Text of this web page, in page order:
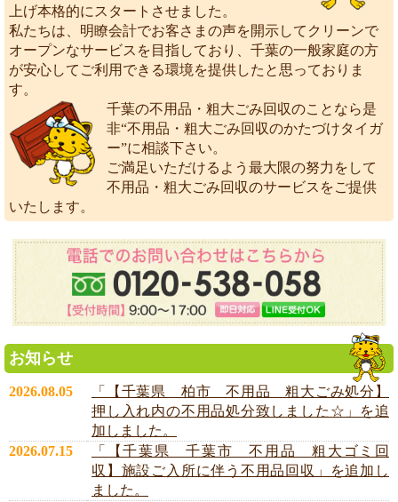
上げ本格的にスタートさせました。
私たちは、明瞭会計でお客さまの声を開示してクリーンで
オープンなサービスを目指しており、千葉の一般家庭の方
が安心してご利用できる環境を提供したと思っておりま
す。
千葉の不用品・粗大ごみ回収のことなら是
非“不用品・粗大ごみ回収のかたづけタイガ
ー”に相談下さい。
ご満足いただけるよう最大限の努力をして
不用品・粗大ごみ回収のサービスをご提供
いたします。
お知らせ
2026.08.05
「【千葉県 柏市 不用品 粗大ごみ処分】
押し入れ内の不用品処分致しました☆」を追
加しました。
2026.07.15
「【千葉県 千葉市 不用品 粗大ゴミ回
収】施設ご入所に伴う不用品回収」を追加し
ました。